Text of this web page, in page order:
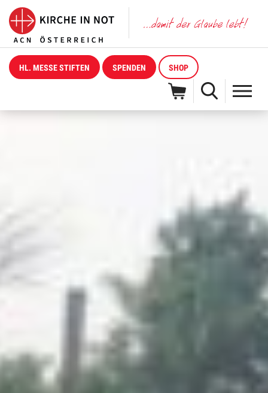
HL. MESSE STIFTEN SPENDEN SHOP